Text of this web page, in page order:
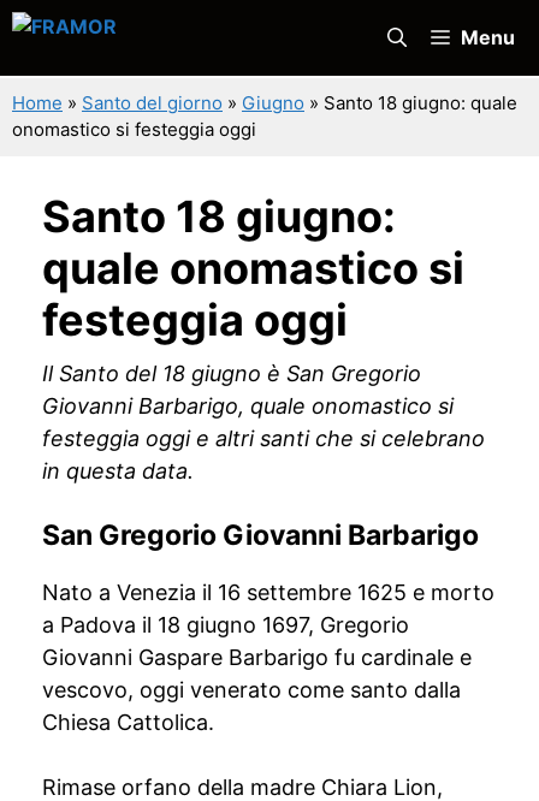
Vai
contenuto
Menu
Home » Santo del giorno » Giugno » Santo 18 giugno: quale
onomastico si festeggia oggi
Santo 18 giugno:
quale onomastico si
festeggia oggi
Il Santo del 18 giugno è San Gregorio
Giovanni Barbarigo, quale onomastico si
festeggia oggi e altri santi che si celebrano
in questa data.
San Gregorio Giovanni Barbarigo
Nato a Venezia il 16 settembre 1625 e morto
a Padova il 18 giugno 1697, Gregorio
Giovanni Gaspare Barbarigo fu cardinale e
vescovo, oggi venerato come santo dalla
Chiesa Cattolica.
Rimase orfano della madre Chiara Lion,